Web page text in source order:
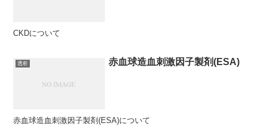
CKDについて
透析 赤血球造血刺激因子製剤(ESA)
赤血球造血刺激因子製剤(ESA)について